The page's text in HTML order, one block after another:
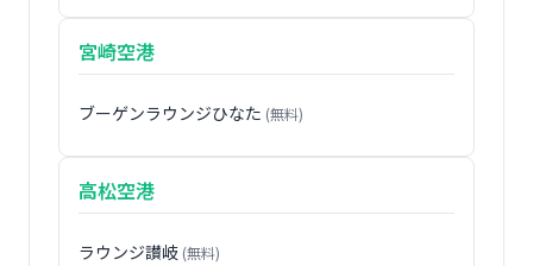
宮崎空港
ブーゲンラウンジひなた (無料)
高松空港
ラウンジ讃岐 (無料)